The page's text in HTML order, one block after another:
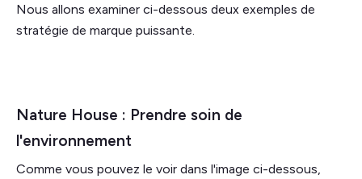
Nous allons examiner ci-dessous deux exemples de
stratégie de marque puissante.
Nature House : Prendre soin de
l'environnement
Comme vous pouvez le voir dans l'image ci-dessous,